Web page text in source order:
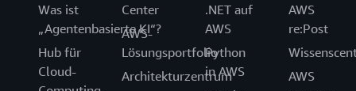
Was ist
„Agentenbasierte KI“?
Hub für
Cloud-
Center
AWS-
Lösungsportfolio
Architekturzentrum
.NET auf
AWS
Python
in AWS
AWS
re:Post
AWS